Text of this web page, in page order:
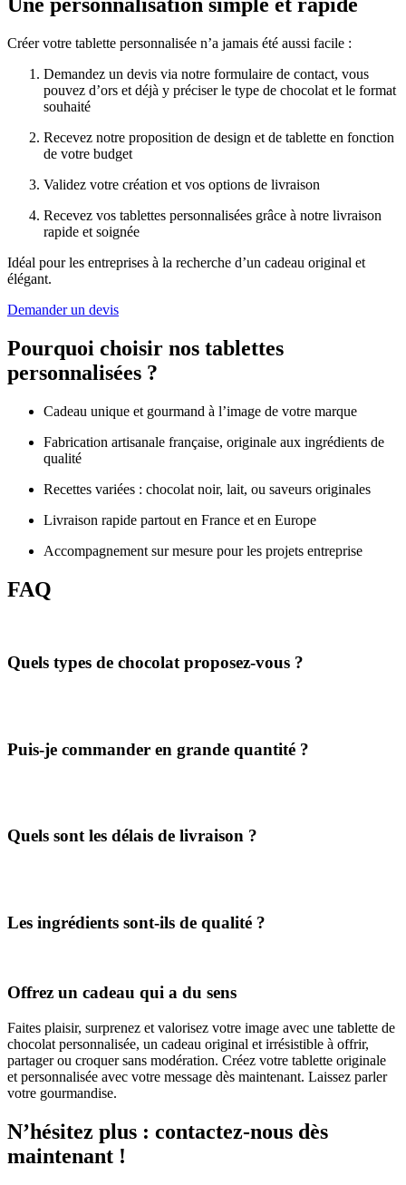
Créer votre tablette personnalisée n’a jamais été aussi facile :
Demandez un devis via notre formulaire de contact, vous
pouvez d’ors et déjà y préciser le type de chocolat et le format
souhaité
Recevez notre proposition de design et de tablette en fonction
de votre budget
Validez votre création et vos options de livraison
Recevez vos tablettes personnalisées grâce à notre livraison
rapide et soignée
Idéal pour les entreprises à la recherche d’un cadeau original et
élégant.
Demander un devis
Pourquoi choisir nos tablettes
personnalisées ?
Cadeau unique et gourmand à l’image de votre marque
Fabrication artisanale française, originale aux ingrédients de
qualité
Recettes variées : chocolat noir, lait, ou saveurs originales
Livraison rapide partout en France et en Europe
Accompagnement sur mesure pour les projets entreprise
FAQ
Quels types de chocolat proposez-vous ?
des variantes aux éclats de grué ou une touche de fleur de sel.
Puis-je commander en grande quantité ?
importants, parfaits pour vos cadeaux d’entreprise ou événements.
Quels sont les délais de livraison ?
Les ingrédients sont-ils de qualité ?
Absolument. Nous utilisons un cacao sélectionné, des recettes
artisanales et des ingrédients naturels pour garantir une qualité
irréprochable.
Offrez un cadeau qui a du sens
Faites plaisir, surprenez et valorisez votre image avec une tablette de
chocolat personnalisée, un cadeau original et irrésistible à offrir,
partager ou croquer sans modération. Créez votre tablette originale
et personnalisée avec votre message dès maintenant. Laissez parler
votre gourmandise.
N’hésitez plus : contactez-nous dès
maintenant !